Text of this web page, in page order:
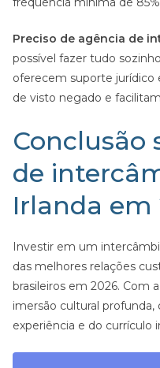
Preciso de agência de
possível fazer tudo
oferecem suporte jurídico
de visto negado e
Conclusão
de
Irlanda em
Investir em um
das melhores relações
brasileiros em 2026. Com
imersão cultural profunda,
experiência e do currículo